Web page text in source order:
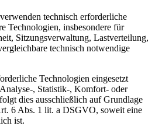
technisch erforderliche
Technologien, insbesondere für
Sitzungsverwaltung, Lastverteilung,
technisch notwendige
Technologien eingesetzt
, Statistik-, Komfort- oder
dies ausschließlich auf Grundlage
6 Abs. 1 lit. a DSGVO, soweit eine
ist.